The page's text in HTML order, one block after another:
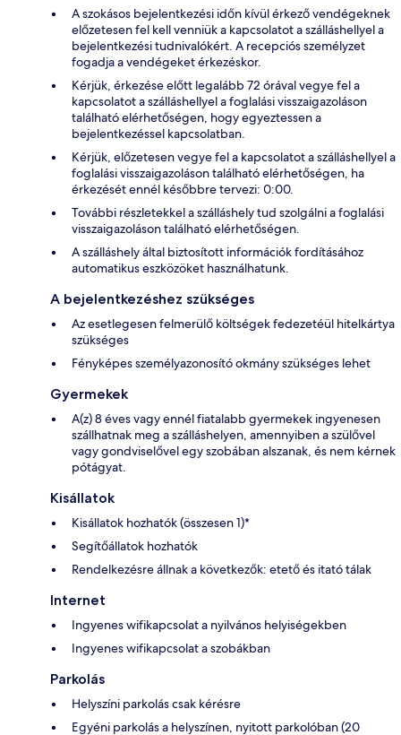
A szokásos bejelentkezési időn kívül érkező vendégeknek
előzetesen fel kell venniük a kapcsolatot a szálláshellyel a
bejelentkezési tudnivalókért. A recepciós személyzet
fogadja a vendégeket érkezéskor.
Kérjük, érkezése előtt legalább 72 órával vegye fel a
kapcsolatot a szálláshellyel a foglalási visszaigazoláson
található elérhetőségen, hogy egyeztessen a
bejelentkezéssel kapcsolatban.
Kérjük, előzetesen vegye fel a kapcsolatot a szálláshellyel a
foglalási visszaigazoláson található elérhetőségen, ha
érkezését ennél későbbre tervezi: 0:00.
További részletekkel a szálláshely tud szolgálni a foglalási
visszaigazoláson található elérhetőségen.
A szálláshely által biztosított információk fordításához
automatikus eszközöket használhatunk.
A bejelentkezéshez szükséges
Az esetlegesen felmerülő költségek fedezetéül hitelkártya
szükséges
Fényképes személyazonosító okmány szükséges lehet
Gyermekek
A(z) 8 éves vagy ennél fiatalabb gyermekek ingyenesen
szállhatnak meg a szálláshelyen, amennyiben a szülővel
vagy gondviselővel egy szobában alszanak, és nem kérnek
pótágyat.
Kisállatok
Kisállatok hozhatók (összesen 1)*
Segítőállatok hozhatók
Rendelkezésre állnak a következők: etető és itató tálak
Internet
Ingyenes wifikapcsolat a nyilvános helyiségekben
Ingyenes wifikapcsolat a szobákban
Parkolás
Helyszíni parkolás csak kérésre
Egyéni parkolás a helyszínen, nyitott parkolóban (20